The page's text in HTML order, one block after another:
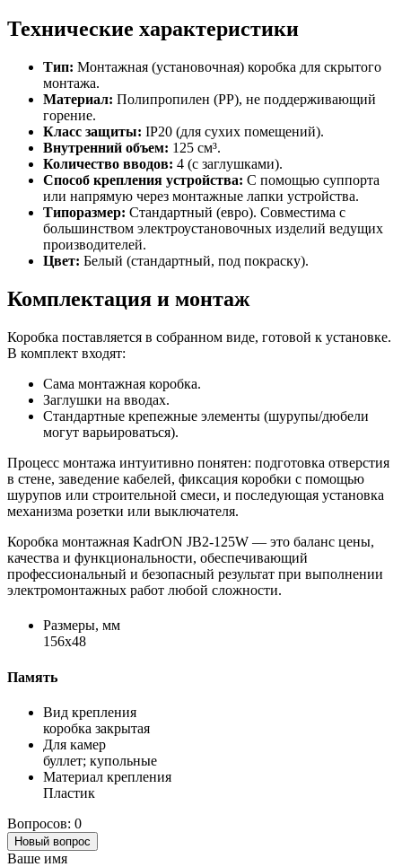
Технические характеристики
Тип: Монтажная (установочная) коробка для скрытого
монтажа.
Материал: Полипропилен (PP), не поддерживающий
горение.
Класс защиты: IP20 (для сухих помещений).
Внутренний объем: 125 см³.
Количество вводов: 4 (с заглушками).
Способ крепления устройства: С помощью суппорта
или напрямую через монтажные лапки устройства.
Типоразмер: Стандартный (евро). Совместима с
большинством электроустановочных изделий ведущих
производителей.
Цвет: Белый (стандартный, под покраску).
Комплектация и монтаж
Коробка поставляется в собранном виде, готовой к установке.
В комплект входят:
Сама монтажная коробка.
Заглушки на вводах.
Стандартные крепежные элементы (шурупы/дюбели
могут варьироваться).
Процесс монтажа интуитивно понятен: подготовка отверстия
в стене, заведение кабелей, фиксация коробки с помощью
шурупов или строительной смеси, и последующая установка
механизма розетки или выключателя.
Коробка монтажная KadrON JB2-125W — это баланс цены,
качества и функциональности, обеспечивающий
профессиональный и безопасный результат при выполнении
электромонтажных работ любой сложности.
Размеры, мм
156x48
Память
Вид крепления
коробка закрытая
Для камер
буллет; купольные
Материал крепления
Пластик
Вопросов: 0
Новый вопрос
Ваше имя